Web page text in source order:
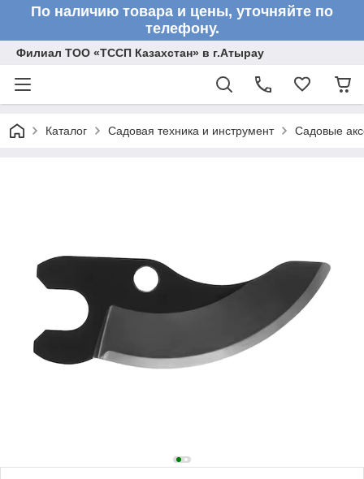
По наличию товара и цены, уточняйте по
телефону.
Филиал ТОО «ТССП Казахстан» в г.Атырау
Каталог Садовая техника и инструмент Садовые